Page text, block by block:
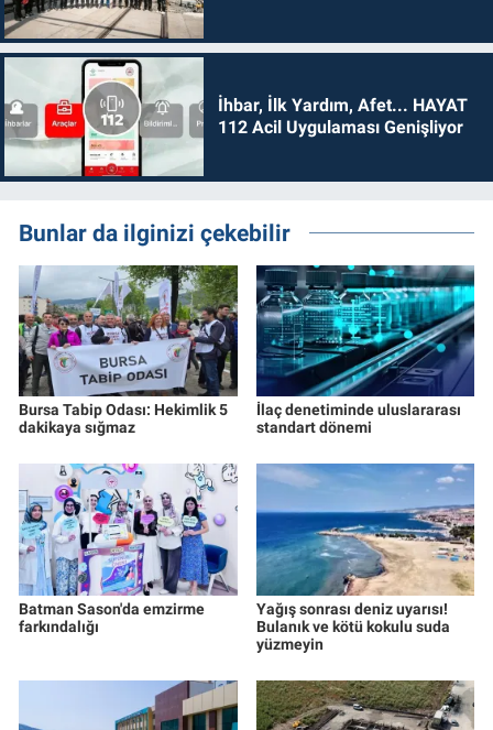
İhbar, İlk Yardım, Afet... HAYAT
112 Acil Uygulaması Genişliyor
Bunlar da ilginizi çekebilir
Bursa Tabip Odası: Hekimlik 5
dakikaya sığmaz
İlaç denetiminde uluslararası
standart dönemi
Batman Sason'da emzirme
farkındalığı
Yağış sonrası deniz uyarısı!
Bulanık ve kötü kokulu suda
yüzmeyin